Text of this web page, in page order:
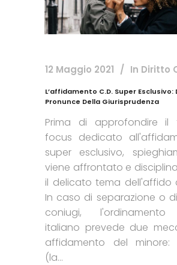
12 Maggio 2021 In Diritto
L’affidamento C.d. Super Esclusivo:
Pronunce Della Giurisprudenza
Prima di approfondire il
focus dedicato
super esclusivo,
viene affrontato e
il delicato tema dell'affido
In caso di separazione o
coniugi, l'ordinamento
italiano prevede due
affidamento del minore:
(la...